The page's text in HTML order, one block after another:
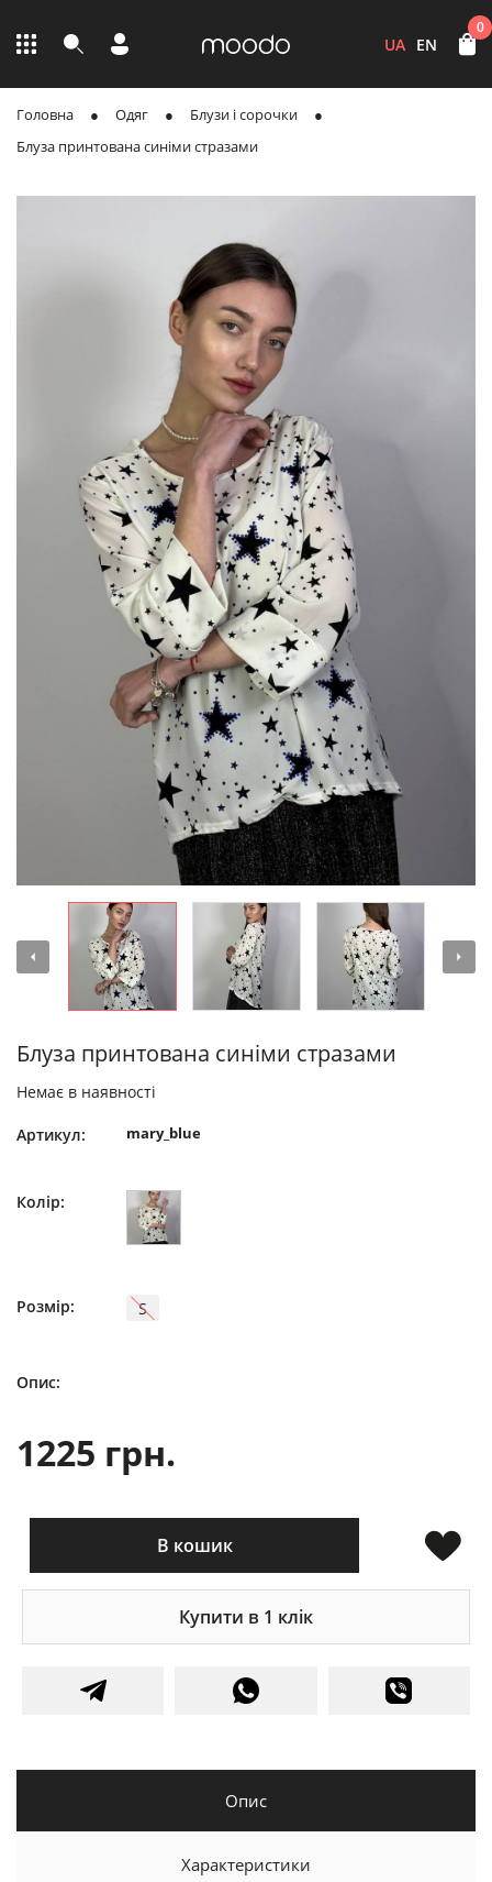
UA EN
0
Головна Одяг
Блузи і сорочки
Блуза принтована синіми стразами
Блуза принтована синіми стразами
Немає в наявності
Артикул: mary_blue
Колір:
Розмір: S
Опис:
1225 грн.
В кошик
Купити в 1 клік
Опис
Характеристики